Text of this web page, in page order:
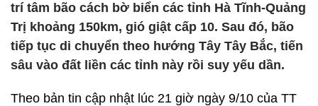
trí tâm bão cách bờ biển các tỉnh Hà Tĩnh-Quảng
Trị khoảng 150km, gió giật cấp 10. Sau đó, bão
tiếp tục di chuyển theo hướng Tây Tây Bắc, tiến
sâu vào đất liền các tỉnh này rồi suy yếu dần.
Theo bản tin cập nhật lúc 21 giờ ngày 9/10 của TT